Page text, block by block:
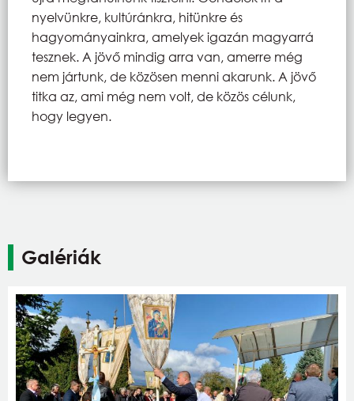
nyelvünkre, kultúránkra, hitünkre és
hagyományainkra, amelyek igazán magyarrá
tesznek. A jövő mindig arra van, amerre még
nem jártunk, de közösen menni akarunk. A jövő
titka az, ami még nem volt, de közös célunk,
hogy legyen.
Galériák